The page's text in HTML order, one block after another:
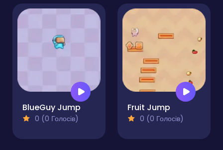
BlueGuy Jump
0 (0 Голосів)
Fruit Jump
0 (0 Голосів)